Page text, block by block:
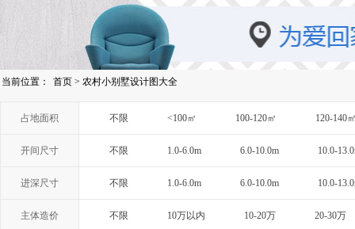
当前位置： 首页 > 农村小别墅设计图大全
占地面积 不限 <100㎡ 100-120㎡ 120-140
开间尺寸 不限 1.0-6.0m 6.0-10.0m 10.0-
进深尺寸 不限 1.0-6.0m 6.0-10.0m 10.0-
主体造价 不限 10万以内 10-20万 20-30万